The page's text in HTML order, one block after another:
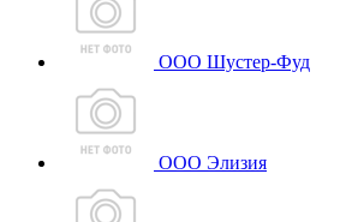
ООО Шустер-Фуд
ООО Элизия